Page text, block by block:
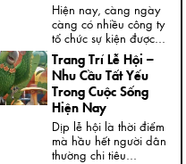
Hiện nay, càng ngày
càng có nhiều công ty
tổ chức sự kiện được...
Trang Trí Lễ Hội –
Nhu Cầu Tất Yếu
Trong Cuộc Sống
Hiện Nay
Dịp lễ hội là thời điểm
mà hầu hết người dân
thường chi tiêu...